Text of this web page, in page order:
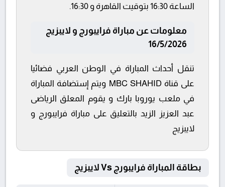
الساعة 16:30 بتوقيت القاهرة و 16:30.
معلومات عن مباراة فرايبورج و لايبزيج
16/5/2026
تنقل أحداث المباراة في الوطن العربي فضائيا
على قناة MBC SHAHID ويتم إستضافة المباراة
في ملعب يوروبا بارك و يقوم المعلق الرياضى
عبد العزيز الزيد بالتعليق على مباراة فرايبورج و
لايبزيج
بطاقة المباراة فرايبورج Vs لايبزيج